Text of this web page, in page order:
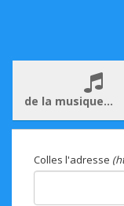
de la musique…
Colles l'adresse